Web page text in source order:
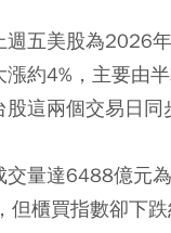
週五美股為2026
約4%，主要由
這兩個交易日同
交量達6488億元
但櫃買指數卻下